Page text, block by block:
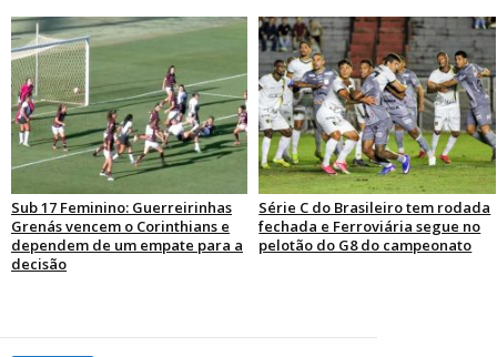
Sub 17 Feminino: Guerreirinhas
Grenás vencem o Corinthians e
dependem de um empate para a
decisão
Série C do Brasileiro tem rodada
fechada e Ferroviária segue no
pelotão do G8 do campeonato